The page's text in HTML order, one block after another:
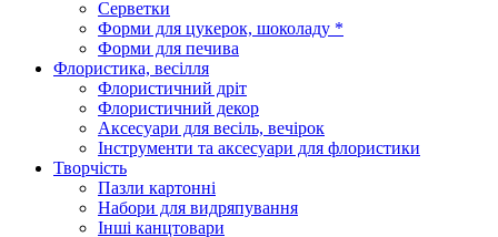
Серветки
Форми для цукерок, шоколаду *
Форми для печива
Флористика, весілля
Флористичний дріт
Флористичний декор
Аксесуари для весіль, вечірок
Інструменти та аксесуари для флористики
Творчість
Пазли картонні
Набори для видряпування
Інші канцтовари